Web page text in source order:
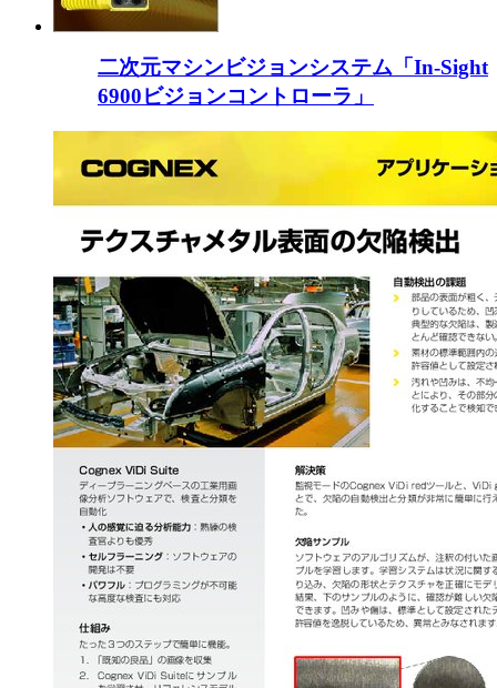
二次元マシンビジョンシステム「In-Sight
6900ビジョンコントローラ」